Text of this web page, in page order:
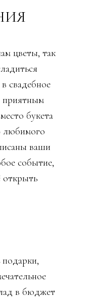
в бюджет
цветы, так
свадебное
приятным
букета
любимого
ваши
событие,